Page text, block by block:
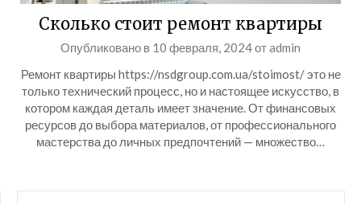
Сколько стоит ремонт квартиры
Опубликовано в 10 февраля, 2024отadmin
Ремонт квартиры https://nsdgroup.com.ua/stoimost/ это не
только технический процесс, но и настоящее искусство, в
котором каждая деталь имеет значение. От финансовых
ресурсов до выбора материалов, от профессионального
мастерства до личных предпочтений — множество…